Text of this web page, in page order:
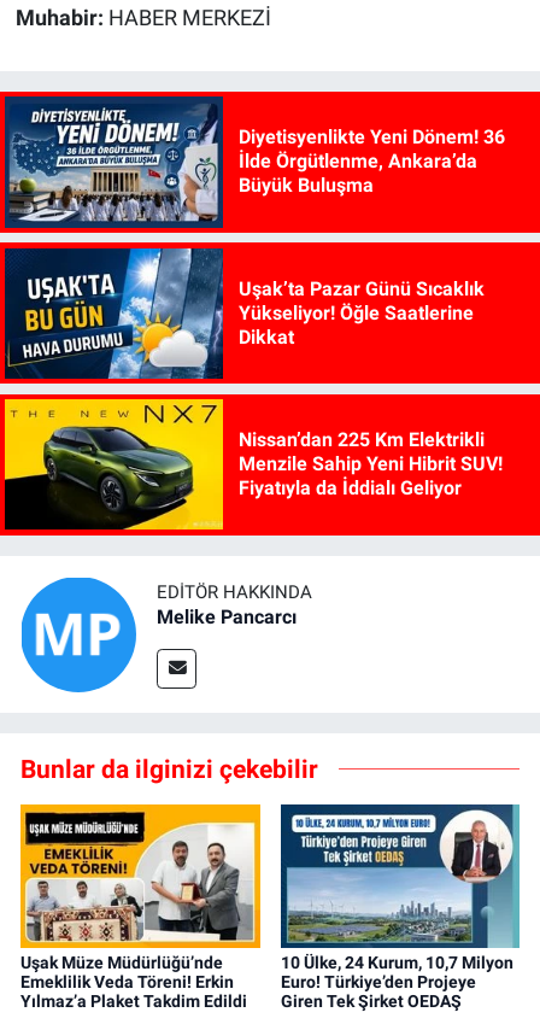
Muhabir: HABER MERKEZİ
Diyetisyenlikte Yeni Dönem! 36
İlde Örgütlenme, Ankara’da
Büyük Buluşma
Uşak’ta Pazar Günü Sıcaklık
Yükseliyor! Öğle Saatlerine
Dikkat
Nissan’dan 225 Km Elektrikli
Menzile Sahip Yeni Hibrit SUV!
Fiyatıyla da İddialı Geliyor
EDITÖR HAKKINDA
Melike Pancarcı
Bunlar da ilginizi çekebilir
Uşak Müze Müdürlüğü’nde
Emeklilik Veda Töreni! Erkin
Yılmaz’a Plaket Takdim Edildi
10 Ülke, 24 Kurum, 10,7 Milyon
Euro! Türkiye’den Projeye
Giren Tek Şirket OEDAŞ